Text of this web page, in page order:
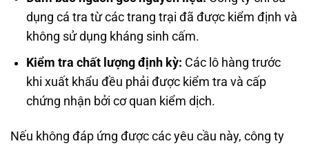
dụng cá tra từ các trang trại đã được kiểm định và
không sử dụng kháng sinh cấm.
Kiểm tra chất lượng định kỳ: Các lô hàng trước
khi xuất khẩu đều phải được kiểm tra và cấp
chứng nhận bởi cơ quan kiểm dịch.
Nếu không đáp ứng được các yêu cầu này, công ty